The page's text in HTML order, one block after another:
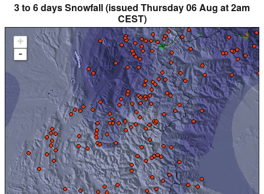
3 to 6 days Snowfall (issued Thursday 06 Aug at 2am
CEST)
+
-